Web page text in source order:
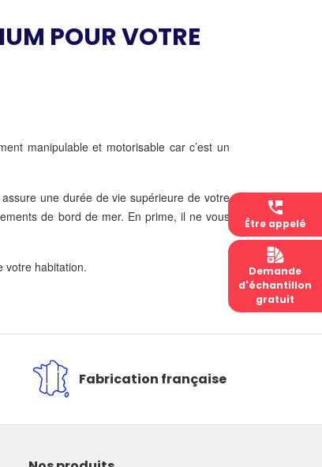
POUR VOTRE
manipulable et motorisable car c’est un
une durée de vie supérieure de votre
de bord de mer. En prime, il ne vous
votre habitation.
Fabrication française
perm_phone_msg
Être appelé
Demande
d'échantillon
gratuit